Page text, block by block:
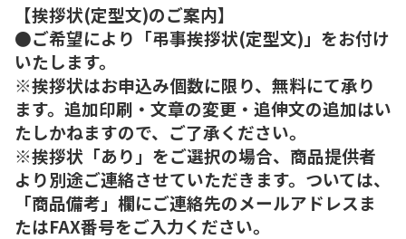
【挨拶状(定型文)のご案内】
●ご希望により「弔事挨拶状(定型文)」をお付け
いたします。
※挨拶状はお申込み個数に限り、無料にて承り
ます。追加印刷・文章の変更・追伸文の追加はい
たしかねますので、ご了承ください。
※挨拶状「あり」をご選択の場合、商品提供者
より別途ご連絡させていただきます。ついては、
「商品備考」欄にご連絡先のメールアドレスま
たはFAX番号をご入力ください。